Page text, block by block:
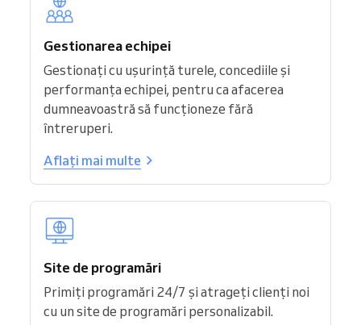
Gestionarea echipei
Gestionați cu ușurință turele, concediile și
performanța echipei, pentru ca afacerea
dumneavoastră să funcționeze fără
întreruperi.
Aflați mai multe
Site de programări
Primiți programări 24/7 și atrageți clienți noi
cu un site de programări personalizabil.